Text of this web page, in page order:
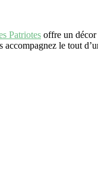
Patriotes offre un décor
le tout